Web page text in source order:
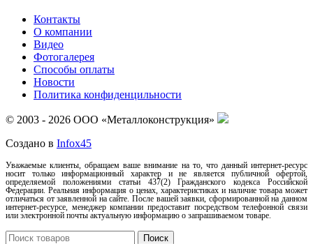
Контакты
О компании
Видео
Фотогалерея
Способы оплаты
Новости
Политика конфиденцильности
© 2003 - 2026 ООО «Металлоконструкция»
Создано в Infox45
Уважаемые клиенты, обращаем ваше внимание на то, что данный интернет-ресурс
носит только информационный характер и не является публичной офертой,
определяемой положениями статьи 437(2) Гражданского кодекса Российской
Федерации. Реальная информация о ценах, характеристиках и наличие товара может
отличаться от заявленной на сайте. После вашей заявки, сформированной на данном
интернет-ресурсе, менеджер компании предоставит посредством телефонной связи
или электронной почты актуальную информацию о запрашиваемом товаре.
Поиск